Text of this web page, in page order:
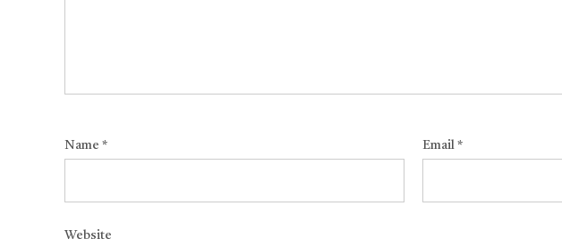
Name * Email *
Website